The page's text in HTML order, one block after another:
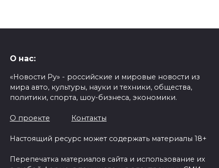
О нас:
«Новости Ру» - российские и мировые новости из
мира авто, культуры, науки и техники, общества,
политики, спорта, шоу-бизнеса, экономики.
О проекте Контакты
Настоящий ресурс может содержать материалы 18+
Перепечатка материалов сайта и использование их